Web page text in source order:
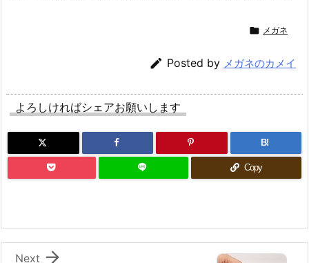
 メガネ
 Posted by メガネのカメイ
よろしければシェアお願いします
B!
Copy

Next